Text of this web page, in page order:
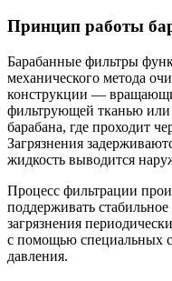
Принцип работы
Барабанные фильтры
механического метода
конструкции —
фильтрующей тканью или
барабана, где проходит
Загрязнения
жидкость выводится
Процесс фильтрации
поддерживать
загрязнения
с помощью специальных
давления.